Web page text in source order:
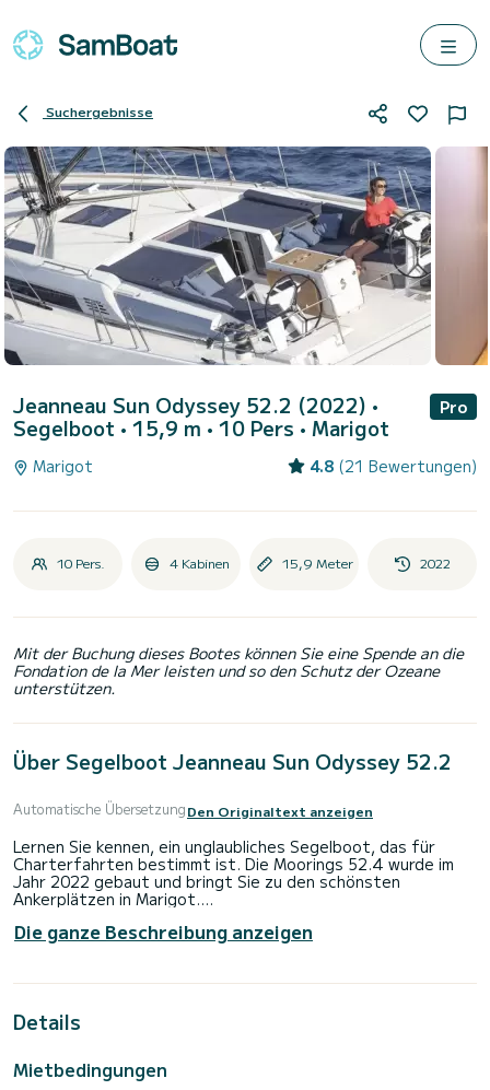
Suchergebnisse
Jeanneau Sun Odyssey 52.2 (2022) •
Segelboot • 15,9 m • 10 Pers • Marigot
Pro
Marigot 4.8 (21 Bewertungen)
10 Pers. 4 Kabinen 15,9 Meter 2022
Mit der Buchung dieses Bootes können Sie eine Spende an die
Fondation de la Mer leisten und so den Schutz der Ozeane
unterstützen.
Über Segelboot Jeanneau Sun Odyssey 52.2
Automatische ÜbersetzungDen Originaltext anzeigen
Lernen Sie kennen, ein unglaubliches Segelboot, das für
Charterfahrten bestimmt ist. Die Moorings 52.4 wurde im
Jahr 2022 gebaut und bringt Sie zu den schönsten
Ankerplätzen in Marigot.
Das Boot verfügt über 4 voll ausgestattete Kabinen und
bietet Platz für 10 Personen. Mit einer Gesamtlänge von 16
außergewöhnlichen Urlaub auf dem Wasser in der Umgebung
Für Informationsanfragen oder Reservierungen klicken Sie
Die ganze Beschreibung anzeigen
Details
Mietbedingungen